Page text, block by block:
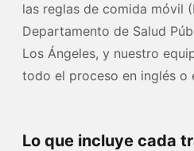
las reglas de comida móvil
Departamento de Salud
Los Ángeles, y nuestro
todo el proceso en inglés o
Lo que incluye cada